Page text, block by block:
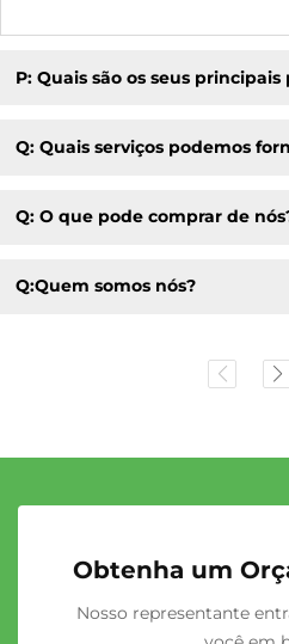
P: Quais são os seus
Q: Quais serviços podemos
Q: O que pode comprar de
Q:Quem somos nós?
Obtenha um
Nosso representante